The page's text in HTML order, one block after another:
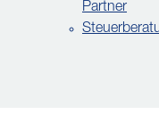
Partner